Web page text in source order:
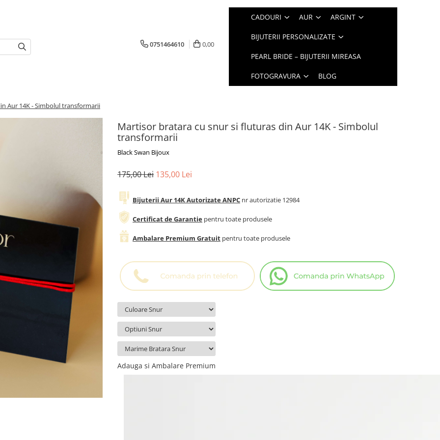
0751464610 0,00
CADOURI AUR ARGINT
BIJUTERII PERSONALIZATE
PEARL BRIDE – BIJUTERII MIREASA
FOTOGRAVURA BLOG
Aur 14K - Simbolul transformarii
Martisor bratara cu snur si fluturas din Aur 14K - Simbolul
transformarii
Black Swan Bijoux
175,00 Lei 135,00 Lei
Bijuterii Aur 14K Autorizate ANPC nr autorizatie 12984
Certificat de Garantie pentru toate produsele
Ambalare Premium Gratuit pentru toate produsele
Adauga si Ambalare Premium